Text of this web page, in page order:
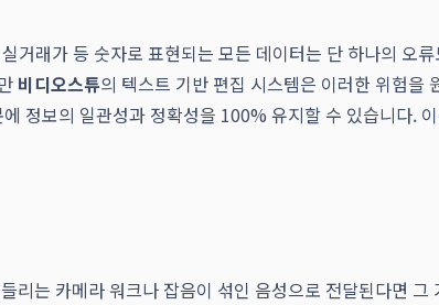
래가 등 숫자로 표현되는 모든 데이터는 단 하나의 오
비디오스튜의 텍스트 기반 편집 시스템은 이러한 위험을
정보의 일관성과 정확성을 100% 유지할 수 있습니다.
는 카메라 워크나 잡음이 섞인 음성으로 전달된다면